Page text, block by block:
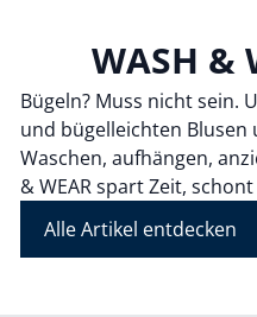
WASH &
Bügeln? Muss nicht sein.
und bügelleichten Blusen
Waschen, aufhängen,
& WEAR spart Zeit,
Alle Artikel entdecken